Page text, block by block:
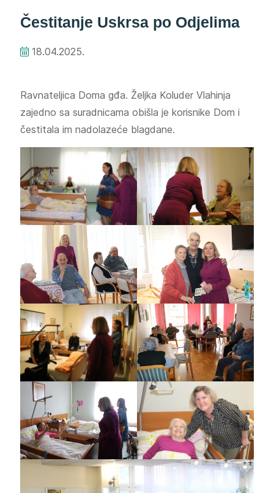
Čestitanje Uskrsa po Odjelima
18.04.2025.
Ravnateljica Doma gđa. Željka Koluder Vlahinja
zajedno sa suradnicama obišla je korisnike Dom i
čestitala im nadolazeće blagdane.